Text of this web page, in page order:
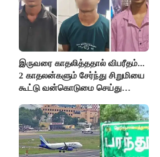
இருவரை காதலித்ததால் விபரீதம்...
2 காதலன்களும் சேர்ந்து சிறுமியை
கூட்டு வன்கொடுமை செய்து